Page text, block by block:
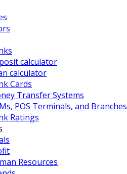
calculator
calculator
Cards
Transfer Systems
POS Terminals, and Branches
Ratings
Resources